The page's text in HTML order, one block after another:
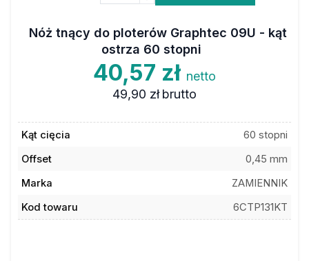
Nóż tnący do ploterów Graphtec 09U - kąt
ostrza 60 stopni
40,57 zł netto
49,90 zł brutto
Kąt cięcia
60 stopni
Offset
0,45 mm
Marka
ZAMIENNIK
Kod towaru
6CTP131KT